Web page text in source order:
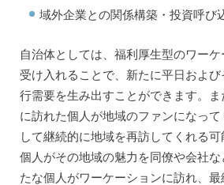
域外企業との関係構築・投資呼び
自治体としては、福利厚生型のワー
受け入れることで、新たに平日およ
行需要を生み出すことができます。
に訪れた個人が地域のファンになっ
して継続的に地域を再訪してくれる可
個人がその地域の魅力を同僚や会社
たな個人がワーケーションに訪れ、